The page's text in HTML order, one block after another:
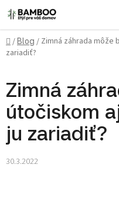
Prejsť na obsah
Domov
/Blog / Zimná záhrada môže
zariadiť?
Zimná
útočiskom
ju zariadiť?
30.3.2022